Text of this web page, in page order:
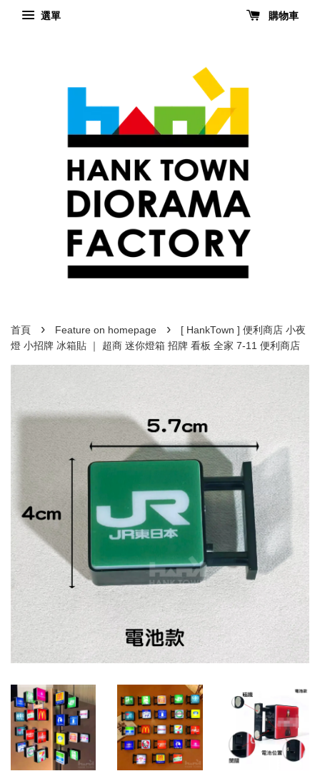
選單 購物車
首頁 › Feature on homepage ›
[ HankTown ] 便利商店 小夜
燈 小招牌 冰箱貼 ｜ 超商 迷你燈箱 招牌 看板 全家 7-11 便利商店